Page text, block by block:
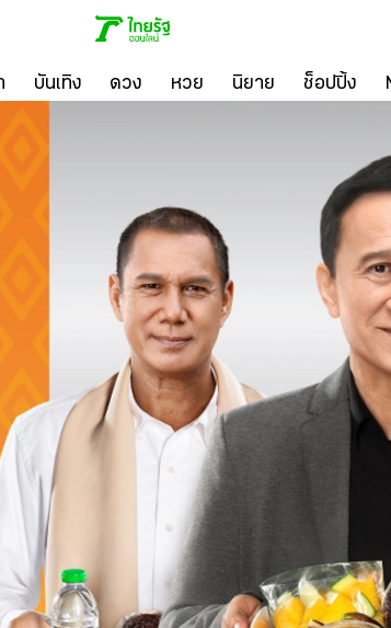
บันเทิง ดวง หวย นิยาย ช็อปปิ้ง